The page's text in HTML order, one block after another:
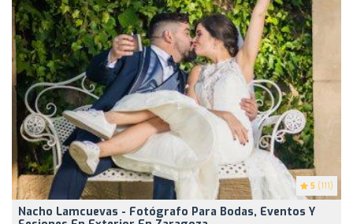
5 (111)
Nacho Lamcuevas - Fotógrafo Para Bodas, Eventos Y